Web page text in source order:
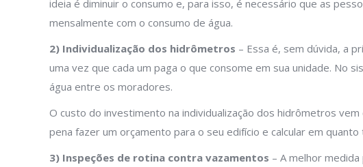
ideia é diminuir o consumo e, para isso, é necessário que as
mensalmente com o consumo de água.
2) Individualização dos hidrômetros – Essa é, sem dúvida, a
uma vez que cada um paga o que consome em sua unidade. No
água entre os moradores.
O custo do investimento na individualização dos hidrômetros
pena fazer um orçamento para o seu edifício e calcular em
3) Inspeções de rotina contra vazamentos – A melhor